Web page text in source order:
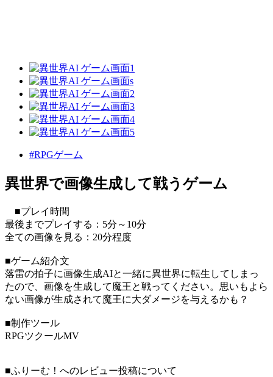
#RPGゲーム
異世界で画像生成して戦うゲーム
■プレイ時間
最後までプレイする：5分～10分
全ての画像を見る：20分程度
■ゲーム紹介文
落雷の拍子に画像生成AIと一緒に異世界に転生してしまっ
たので、画像を生成して魔王と戦ってください。思いもよら
ない画像が生成されて魔王に大ダメージを与えるかも？
■制作ツール
RPGツクールMV
■ふりーむ！へのレビュー投稿について